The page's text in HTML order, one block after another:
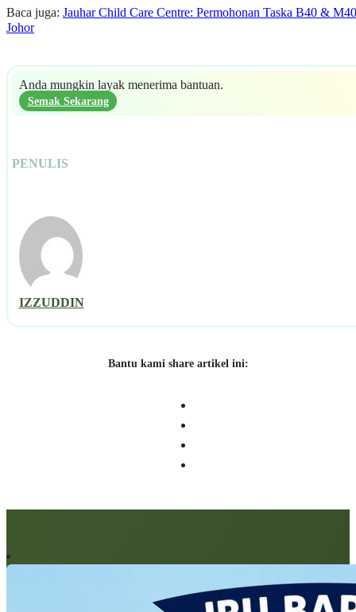
Baca juga: Jauhar Child Care Centre: Permohonan Taska B40 & M40
Johor
Anda mungkin layak menerima bantuan.
Semak Sekarang
PENULIS
IZZUDDIN
Bantu kami share artikel ini: